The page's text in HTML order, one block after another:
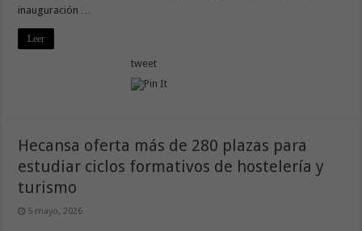
inauguración …
Leer
tweet
Hecansa oferta más de 280 plazas para
estudiar ciclos formativos de hostelería y
turismo
5 mayo, 2026